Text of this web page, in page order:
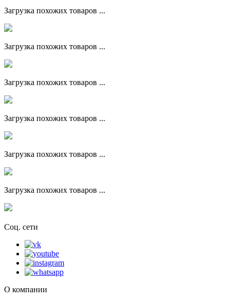
Загрузка похожих товаров ...
Загрузка похожих товаров ...
Загрузка похожих товаров ...
Загрузка похожих товаров ...
Загрузка похожих товаров ...
Загрузка похожих товаров ...
Соц. сети
О компании